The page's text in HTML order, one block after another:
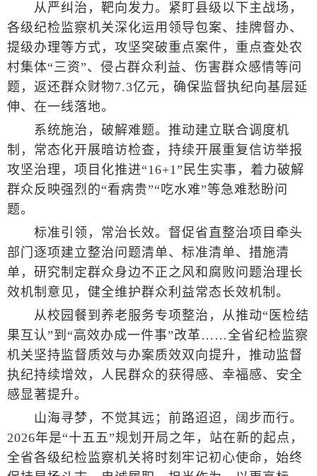
从严纠治，靶向发力。紧盯县级以下主战场，
各级纪检监察机关深化运用领导包案、挂牌督办、
提级办理等方式，攻坚突破重点案件，重点查处农
村集体“三资”、侵占群众利益、伤害群众感情等问
题，返还群众财物7.3亿元，确保监督执纪向基层延
伸、在一线落地。
系统施治，破解难题。推动建立联合调度机
制，常态化开展暗访检查，持续开展重复信访举报
攻坚治理，项目化推进“16+1”民生实事，着力破解
群众反映强烈的“看病贵”“吃水难”等急难愁盼问
题。
标准引领，常治长效。督促省直整治项目牵头
部门逐项建立整治问题清单、标准清单、措施清
单，研究制定群众身边不正之风和腐败问题治理长
效机制意见，健全维护群众利益常态长效机制。
从校园餐到养老服务专项整治，从推动“医检结
果互认”到“高效办成一件事”改革……全省纪检监察
机关坚持监督质效与办案质效双向提升，推动监督
执纪持续增效，人民群众的获得感、幸福感、安全
感显著提升。
山海寻梦，不觉其远；前路迢迢，阔步而行。
2026年是“十五五”规划开局之年，站在新的起点，
全省各级纪检监察机关将时刻牢记初心使命，始终